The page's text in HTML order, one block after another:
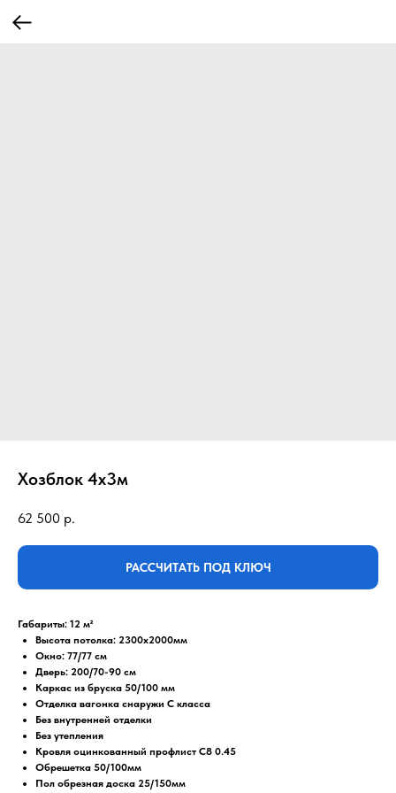
Хозблок 4х3м
62 500 р.
РАССЧИТАТЬ ПОД КЛЮЧ
Габариты: 12 м²
Высота потолка: 2300x2000мм
Окно: 77/77 см
Дверь: 200/70-90 см
Каркас из бруска 50/100 мм
Отделка вагонка снаружи С класса
Без внутренней отделки
Без утепления
Кровля оцинкованный профлист С8 0.45
Обрешетка 50/100мм
Пол обрезная доска 25/150мм